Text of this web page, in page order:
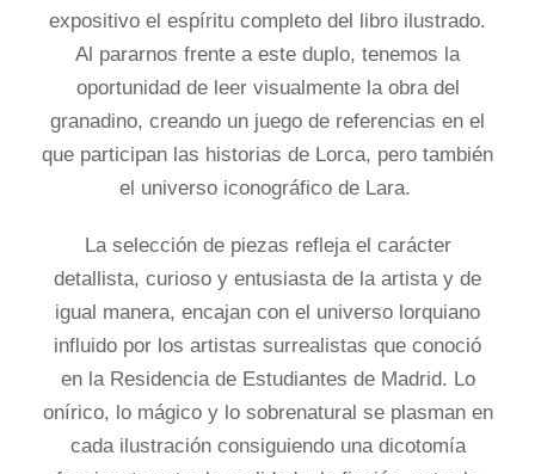
expositivo el espíritu completo del libro ilustrado.
Al pararnos frente a este duplo, tenemos la
oportunidad de leer visualmente la obra del
granadino, creando un juego de referencias en el
que participan las historias de Lorca, pero también
el universo iconográfico de Lara.
La selección de piezas refleja el carácter
detallista, curioso y entusiasta de la artista y de
igual manera, encajan con el universo lorquiano
influido por los artistas surrealistas que conoció
en la Residencia de Estudiantes de Madrid. Lo
onírico, lo mágico y lo sobrenatural se plasman en
cada ilustración consiguiendo una dicotomía